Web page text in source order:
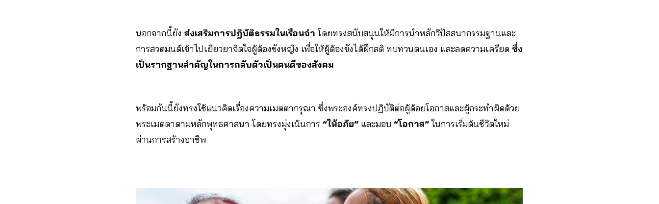
นอกจากนี้ยัง ส่งเสริมการปฏิบัติธรรมในเรือนจำ โดยทรงสนับสนุนให้มีการนำหลักวิปัสสนากรรมฐานและ
การสวดมนต์เข้าไปเยียวยาจิตใจผู้ต้องขังหญิง เพื่อให้ผู้ต้องขังได้ฝึกสติ ทบทวนตนเอง และลดความเครียด ซึ่ง
เป็นรากฐานสำคัญในการกลับตัวเป็นคนดีของสังคม
พร้อมกันนี้ยังทรงใช้แนวคิดเรื่องความเมตตากรุณา ซึ่งพระองค์ทรงปฏิบัติต่อผู้ด้อยโอกาสและผู้กระทำผิดด้วย
พระเมตตาตามหลักพุทธศาสนา โดยทรงมุ่งเน้นการ “ให้อภัย” และมอบ “โอกาส”ในการเริ่มต้นชีวิตใหม่
ผ่านการสร้างอาชีพ